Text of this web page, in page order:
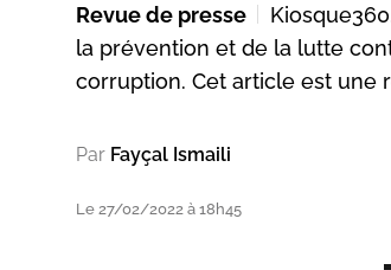
Revue de presse
la prévention et de la lutte
corruption. Cet article est une
Par Fayçal Ismaili
Le 27/02/2022 à 18h45